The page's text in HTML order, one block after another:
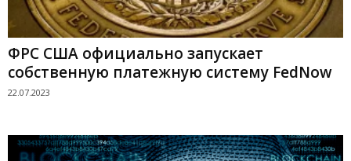
ФРС США официально запускает
собственную платежную систему FedNow
22.07.2023